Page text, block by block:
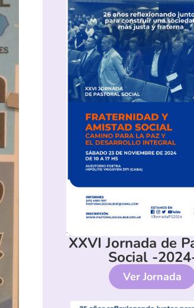
XXVI Jornada de
Social -
Ver Jornada